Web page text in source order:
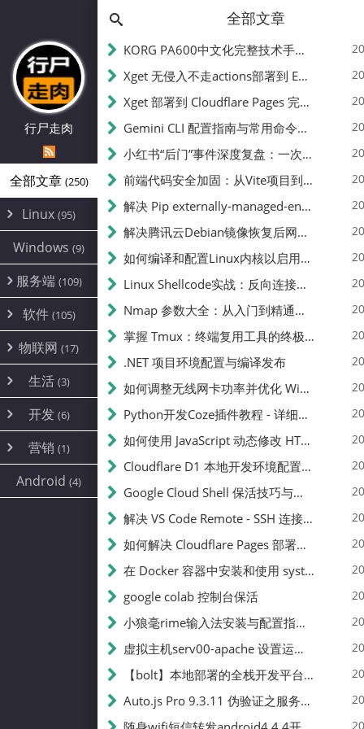
行尸走肉
全部文章 (250)
Linux (95)
Alpine
CentOS(17)
Debian(24)
ProxmoxVE
Ubuntu(7)
Windows (9)
服务端 (109)
环境配置
DD重装(3)
加速优化(34)
面板(12)
容器
游戏 (7)
饥荒(7)
云服务商(4)
WEB源码(6)
建站(5)
软件 (105)
安全(12)
办公(4)
图片 (2)
文件
系统 (35)
AI(10)
物联网 (17)
路由器
随身wifi(1)
mobile(14)
刷机
magisk
生活 (3)
线报
sim卡(1)
开发 (6)
编译
JavaScript(2)
python(2)
营销 (1)
公关(1)
SEO(1)
Android (4)
全部文章
KORG PA600中文化完整技术手册 - 从逆向到实现的全流程指南
Xget 无侵入不走actions部署到 EdgeOne Pages 指南
Xget 部署到 Cloudflare Pages 完整指南 - 无需修改源码的构建配置
Gemini CLI 配置指南与常用命令中文翻译 | API Key、MCP、代理设置
小红书“后门”事件深度复盘：一次沉默危机下的品牌、技术与流程三重考验
前端代码安全加固：从Vite项目到纯静态页面的深度混淆技术备忘
解决 Pip externally-managed-environment 错误：临时与永久绕过方案
解决腾讯云Debian镜像恢复后网络不通问题
如何编译和配置Linux内核以启用BBR2 | 内核编译教程
Linux Shellcode实战：反向连接、持久化、免杀技术详解（MSF,Cobalt Strike）- 从原理到C加载器实现
Nmap 参数大全：从入门到精通，掌握网络扫描的核心技巧
掌握 Tmux：终端复用工具的终极指南
.NET 项目环境配置与编译发布
如何调整无线网卡功率并优化 Wifite 的功率设置
Python开发Coze插件教程 - 详细步骤与注意事项
如何使用 JavaScript 动态修改 HTML 中的权限文本 | 前端开发教程
Cloudflare D1 本地开发环境配置指南 | CF Pages Local Development Guide
Google Cloud Shell 保活技巧与配额时间查看方法
解决 VS Code Remote - SSH 连接失败问题：从权限问题到成功启动
如何解决 Cloudflare Pages 部署中的 API Token 权限问题
在 Docker 容器中安装和使用 systemctl 的完整指南
google colab 控制台保活
小狼毫rime输入法安装与配置指南：从基础到高级自定义
虚拟主机serv00-apache 设置运行目录
【bolt】本地部署的全栈开发平台，支持本地及众多API，本地一键生成应用，部署教程
Auto.js Pro 9.3.11 伪验证之服务器接口 Nginx 版
📝
250
篇文章
✍️
231k
总字数
👥